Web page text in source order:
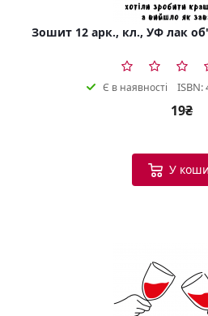
Зошит 12 арк., кл., УФ лак
Є в наявності ISBN:
19₴
У